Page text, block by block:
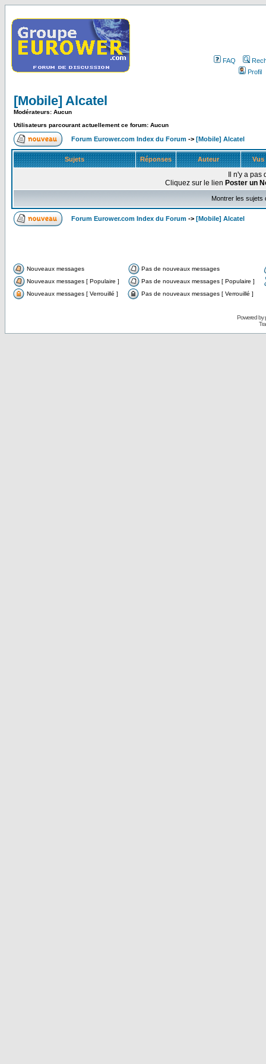
FAQ
Profil
[Mobile] Alcatel
Modérateurs: Aucun
Utilisateurs parcourant actuellement ce forum: Aucun
Forum Eurower.com Index du Forum -> [Mobile] Alcatel
Sujets Réponses Auteur Vus
Il n'y a
Cliquez sur le lien Poster un
Montrer les sujets
Forum Eurower.com Index du Forum -> [Mobile] Alcatel
Nouveaux messages
Pas de nouveaux messages
Nouveaux messages [ Populaire ]
Pas de nouveaux messages [ Populaire ]
Nouveaux messages [ Verrouillé ]
Pas de nouveaux messages [ Verrouillé ]
Powered by